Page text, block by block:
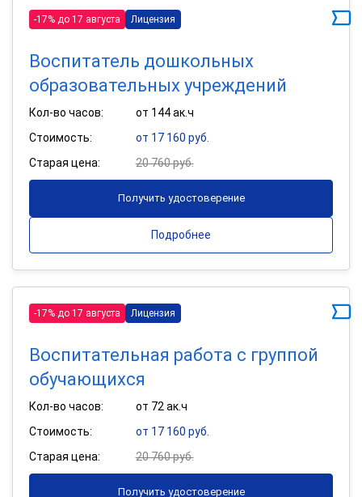
-17% до 17 августа Лицензия
Воспитатель дошкольных
образовательных учреждений
Кол-во часов:
от 144 ак.ч
Стоимость:
от 17 160 руб.
Старая цена:
20 760 руб.
Получить удостоверение
Подробнее
-17% до 17 августа Лицензия
Воспитательная работа с группой
обучающихся
Кол-во часов:
от 72 ак.ч
Стоимость:
от 17 160 руб.
Старая цена:
20 760 руб.
Получить удостоверение